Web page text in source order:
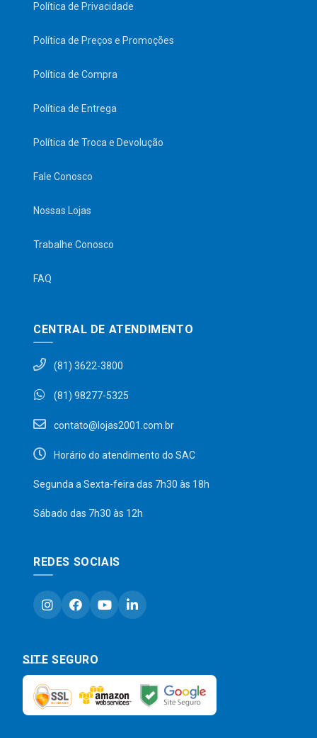
Política de Privacidade
Política de Preços e Promoções
Política de Compra
Política de Entrega
Política de Troca e Devolução
Fale Conosco
Nossas Lojas
Trabalhe Conosco
FAQ
CENTRAL DE ATENDIMENTO
(81) 3622-3800
(81) 98277-5325
contato@lojas2001.com.br
Horário do atendimento do SAC
Segunda a Sexta-feira das 7h30 às 18h
Sábado das 7h30 às 12h
REDES SOCIAIS
SITE SEGURO